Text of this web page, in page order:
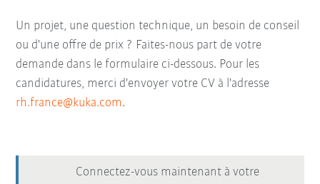
Un projet, une question technique, un besoin de conseil
ou d'une offre de prix ? Faites-nous part de votre
demande dans le formulaire ci-dessous. Pour les
candidatures, merci d'envoyer votre CV à l'adresse
rh.france@kuka.com.
Connectez-vous maintenant à votre